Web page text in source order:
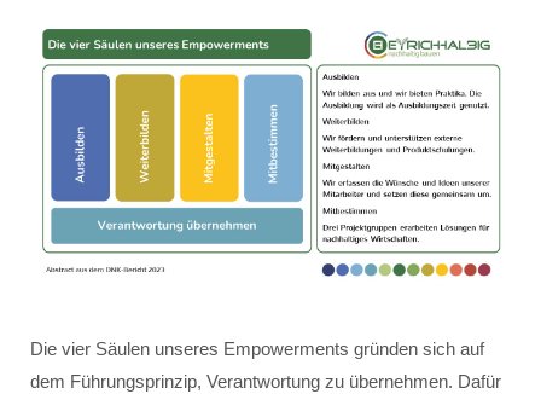
Die vier Säulen unseres Empowerments gründen sich auf
dem Führungsprinzip, Verantwortung zu übernehmen. Dafür